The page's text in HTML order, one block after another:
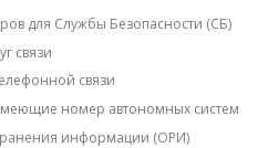
для Службы Безопасности (СБ)
связи
связи
номер автономных систем
информации (ОРИ)